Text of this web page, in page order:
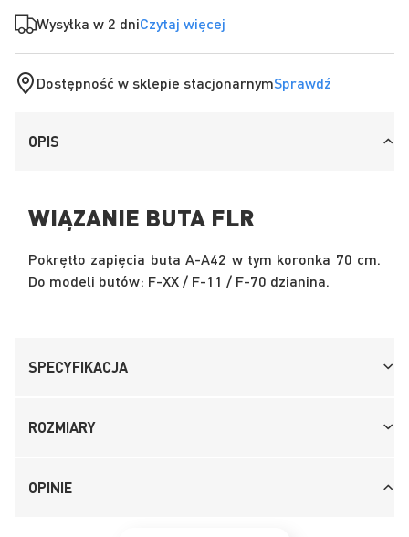
Wysyłka w 2 dniCzytaj więcej
Dostępność w sklepie stacjonarnymSprawdź
OPIS
WIĄZANIE BUTA FLR
Pokrętło zapięcia buta A-A42 w tym koronka 70 cm.
Do modeli butów: F-XX / F-11 / F-70 dzianina.
SPECYFIKACJA
ROZMIARY
OPINIE